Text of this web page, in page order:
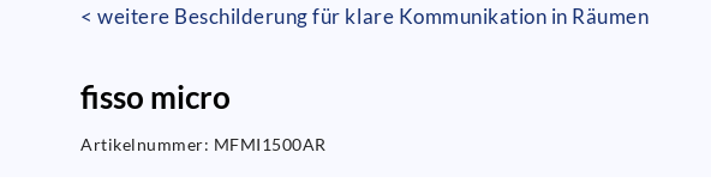
< weitere Beschilderung für klare Kommunikation in Räumen
fisso micro
Artikelnummer: MFMI1500AR